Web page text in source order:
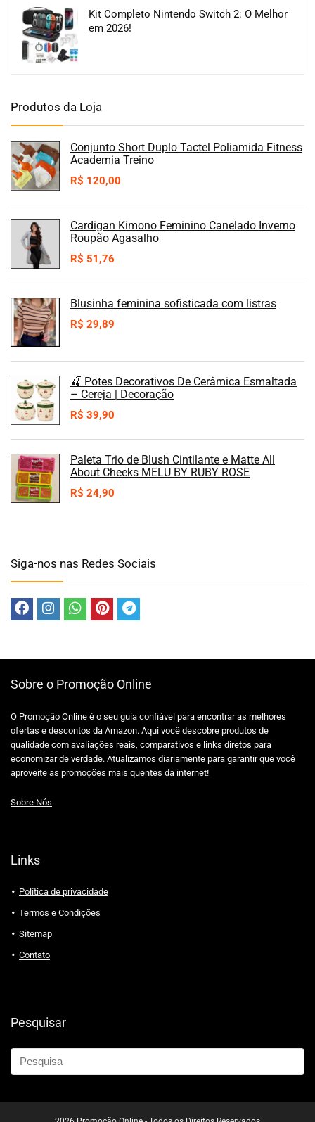
Kit Completo Nintendo Switch 2: O Melhor
em 2026!
Produtos da Loja
Conjunto Short Duplo Tactel Poliamida Fitness
Academia Treino
R$ 120,00
Cardigan Kimono Feminino Canelado Inverno
Roupão Agasalho
R$ 51,76
Blusinha feminina sofisticada com listras
R$ 29,89
🍒 Potes Decorativos De Cerâmica Esmaltada
– Cereja | Decoração
R$ 39,90
Paleta Trio de Blush Cintilante e Matte All
About Cheeks MELU BY RUBY ROSE
R$ 24,90
Siga-nos nas Redes Sociais
Sobre o Promoção Online
O Promoção Online é o seu guia confiável para encontrar as melhores
ofertas e descontos da Amazon. Aqui você descobre produtos de
qualidade com avaliações reais, comparativos e links diretos para
economizar de verdade. Atualizamos diariamente para garantir que você
aproveite as promoções mais quentes da internet!
Sobre Nós
Links
Política de privacidade
Termos e Condições
Sitemap
Contato
Pesquisar